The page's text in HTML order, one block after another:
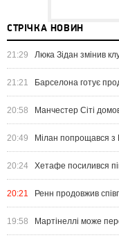
СТРІЧКА НОВИН
21:29 Люка Зідан змінив
21:21 Барселона готує
20:58 Манчестер Сіті
20:49 Мілан попрощався
20:24 Хетафе посилився
20:21 Ренн продовжив
19:58 Мартінеллі може